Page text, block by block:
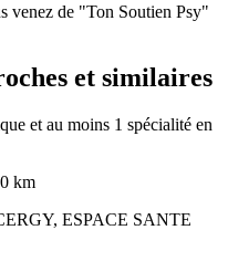
venez de "Ton Soutien Psy"
et similaires
et au moins 1 spécialité en
km
, ESPACE SANTE